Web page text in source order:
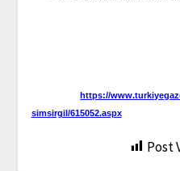
https://
simsirgil/615052.aspx
Post